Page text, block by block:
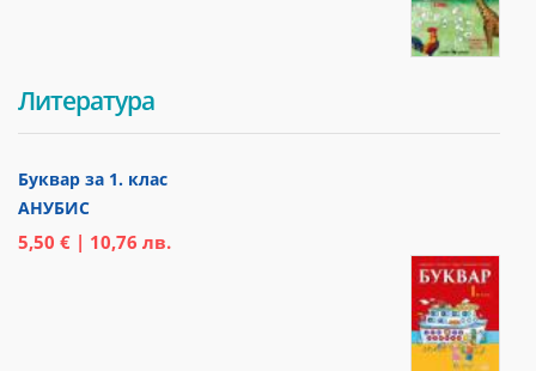
Литература
Буквар за 1. клас
АНУБИС
5,50 € | 10,76 лв.